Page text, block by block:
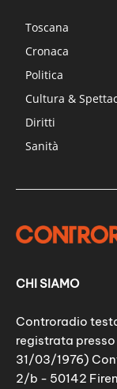
Toscana
Cronaca
Politica
Cultura &
Diritti
Sanità
CHI SIAMO
Controradio
registrata
31/03/1976)
2/b - 50142